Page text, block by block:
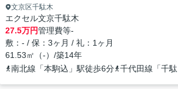
文京区千駄木
エクセル文京千駄木
27.5万円管理費等-
敷：- / 保：3ヶ月 / 礼：1ヶ月
61.53㎡（-）/築14年
南北線「本駒込」駅徒歩6分
千代田線「千駄木」駅徒歩10分